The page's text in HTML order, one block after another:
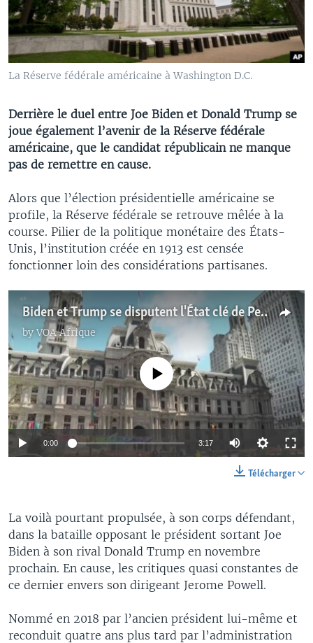
La Réserve fédérale américaine à Washington D.C.
Derrière le duel entre Joe Biden et Donald Trump se
joue également l’avenir de la Réserve fédérale
américaine, que le candidat républicain ne manque
pas de remettre en cause.
Alors que l’élection présidentielle américaine se
profile, la Réserve fédérale se retrouve mêlée à la
course. Pilier de la politique monétaire des États-
Unis, l’institution créée en 1913 est censée
fonctionner loin des considérations partisanes.
Biden et Trump se disputent l'État clé de Pennsylvanie
by VOA Afrique
No media source currently available
0:00 3:17
Télécharger
La voilà pourtant propulsée, à son corps défendant,
dans la bataille opposant le président sortant Joe
Biden à son rival Donald Trump en novembre
prochain. En cause, les critiques quasi constantes de
ce dernier envers son dirigeant Jerome Powell.
Nommé en 2018 par l’ancien président lui-même et
reconduit quatre ans plus tard par l’administration